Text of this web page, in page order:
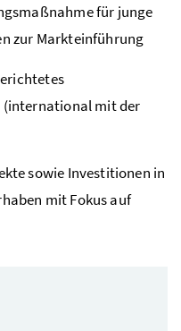
für junge
zur Markteinführung
mit der
sowie Investitionen in
mit Fokus auf